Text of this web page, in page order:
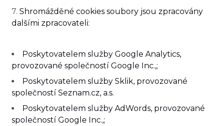
7. Shromážděné cookies soubory jsou zpracovány
dalšími zpracovateli:
Poskytovatelem služby Google Analytics,
provozované společností Google Inc.,;
Poskytovatelem služby Sklik, provozované
společností Seznam.cz, a.s.
Poskytovatelem služby AdWords, provozované
společností Google Inc.,;